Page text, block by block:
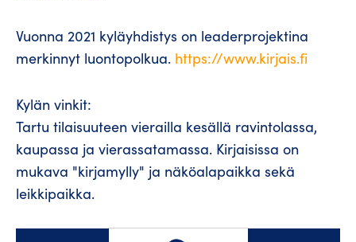
Vuonna 2021 kyläyhdistys on leaderprojektina
merkinnyt luontopolkua. https://www.kirjais.fi
Kylän vinkit:
Tartu tilaisuuteen vierailla kesällä ravintolassa,
kaupassa ja vierassatamassa. Kirjaisissa on
mukava "kirjamylly" ja näköalapaikka sekä
leikkipaikka.